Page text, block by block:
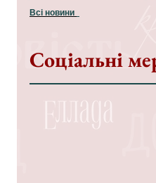
Всі новини
Соціальні